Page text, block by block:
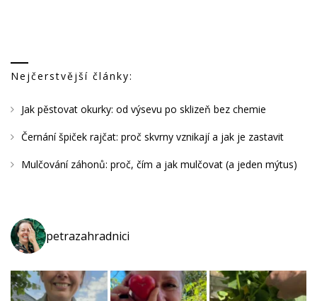
Nejčerstvější články:
Jak pěstovat okurky: od výsevu po sklizeň bez chemie
Černání špiček rajčat: proč skvrny vznikají a jak je zastavit
Mulčování záhonů: proč, čím a jak mulčovat (a jeden mýtus)
petrazahradnici